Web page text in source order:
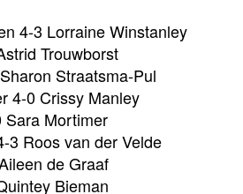
4-3 Lorraine Winstanley
Trouwborst
Straatsma-Pul
4-0 Crissy Manley
Sara Mortimer
3 Roos van der Velde
de Graaf
Bieman